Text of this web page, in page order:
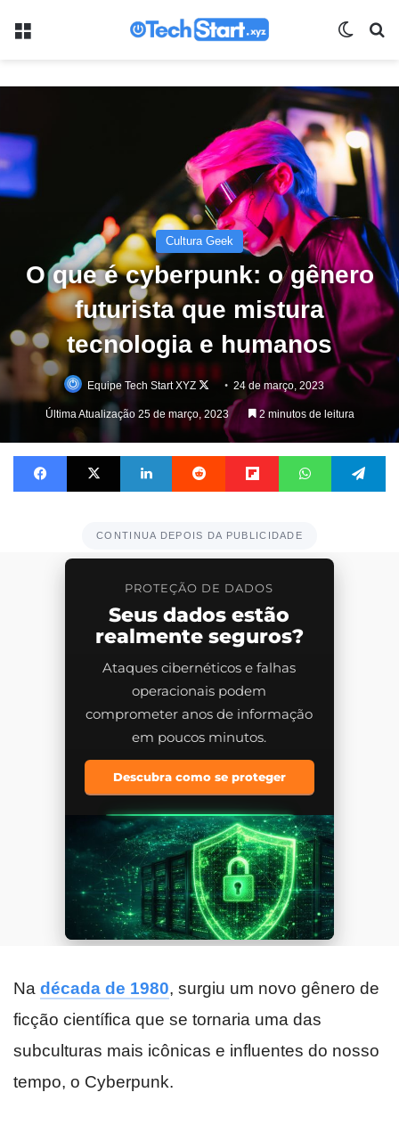
Menu
Cultura Geek
O que é cyberpunk: o gênero
futurista que mistura
tecnologia e humanos
Equipe Tech Start XYZ
Follow24 de março, 2023
Última Atualização 25 de março, 2023 2 minutos de leitura
Facebook X Linkedin Reddit Flipboard WhatsApp
CONTINUA DEPOIS DA PUBLICIDADE
PROTEÇÃO DE DADOS
Seus dados estão
realmente seguros?
Ataques cibernéticos e falhas
operacionais podem
comprometer anos de informação
em poucos minutos.
Descubra como se proteger
Na década de 1980, surgiu um novo gênero de
ficção científica que se tornaria uma das
subculturas mais icônicas e influentes do nosso
tempo, o Cyberpunk.